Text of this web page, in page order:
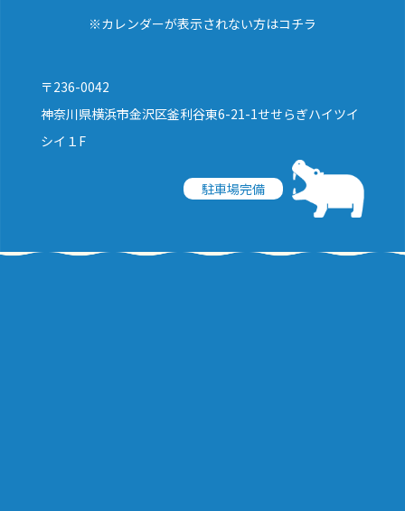
※カレンダーが表示されない方はコチラ
〒236-0042
神奈川県横浜市金沢区釜利谷東6-21-1せせらぎハイツイ
シイ１F
駐車場完備